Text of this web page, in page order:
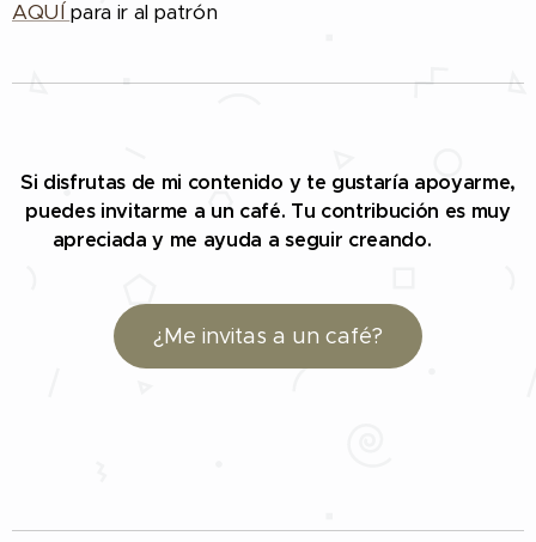
AQUÍpara ir al patrón
Si disfrutas de mi contenido y te gustaría apoyarme,
puedes invitarme a un café. Tu contribución es muy
apreciada y me ayuda a seguir creando. 🤗☕
¿Me invitas a un café?